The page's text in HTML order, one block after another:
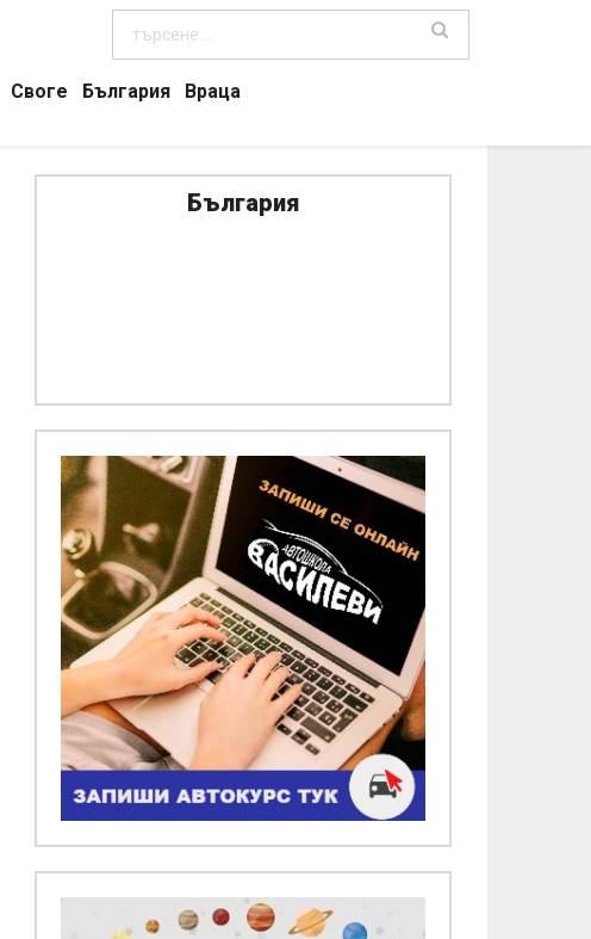
Своге България
Враца
България